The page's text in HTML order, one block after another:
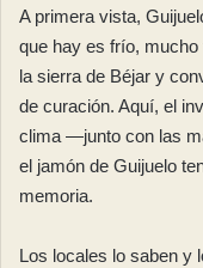
A primera vista,
que hay es frío,
la sierra de Béjar y
de curación. Aquí, el
clima —junto con las
el jamón de Guijuelo
memoria.
Los locales lo saben y